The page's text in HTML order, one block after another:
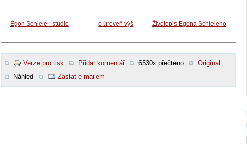
Egon Schiele - studie o úroveň výš Životopis Egona Schieleho
Verze pro tisk Přidat komentář 6530x přečteno
Original
Náhled
Zaslat e-mailem